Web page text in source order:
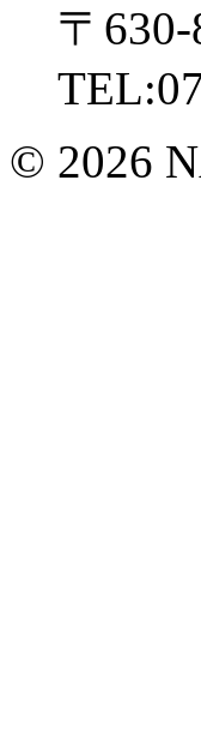
〒
© 2026